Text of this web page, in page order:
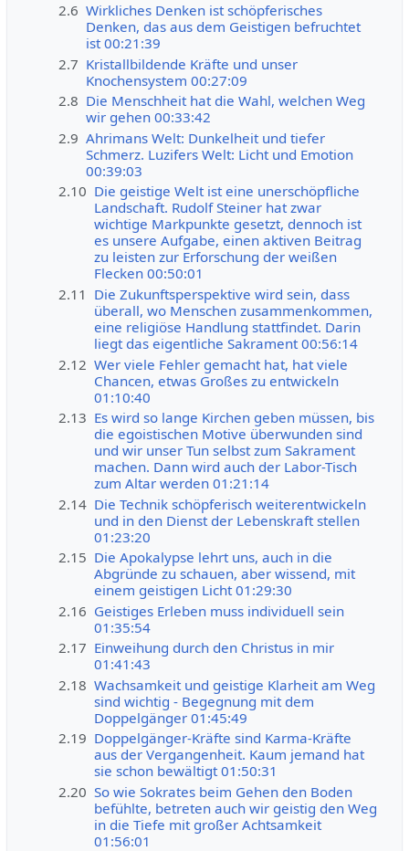
2.6 Wirkliches Denken ist schöpferisches
Denken, das aus dem Geistigen befruchtet
ist 00:21:39
2.7 Kristallbildende Kräfte und unser
Knochensystem 00:27:09
2.8 Die Menschheit hat die Wahl, welchen Weg
wir gehen 00:33:42
2.9 Ahrimans Welt: Dunkelheit und tiefer
Schmerz. Luzifers Welt: Licht und Emotion
00:39:03
2.10 Die geistige Welt ist eine unerschöpfliche
Landschaft. Rudolf Steiner hat zwar
wichtige Markpunkte gesetzt, dennoch ist
es unsere Aufgabe, einen aktiven Beitrag
zu leisten zur Erforschung der weißen
Flecken 00:50:01
2.11 Die Zukunftsperspektive wird sein, dass
überall, wo Menschen zusammenkommen,
eine religiöse Handlung stattfindet. Darin
liegt das eigentliche Sakrament 00:56:14
2.12 Wer viele Fehler gemacht hat, hat viele
Chancen, etwas Großes zu entwickeln
01:10:40
2.13 Es wird so lange Kirchen geben müssen, bis
die egoistischen Motive überwunden sind
und wir unser Tun selbst zum Sakrament
machen. Dann wird auch der Labor-Tisch
zum Altar werden 01:21:14
2.14 Die Technik schöpferisch weiterentwickeln
und in den Dienst der Lebenskraft stellen
01:23:20
2.15 Die Apokalypse lehrt uns, auch in die
Abgründe zu schauen, aber wissend, mit
einem geistigen Licht 01:29:30
2.16 Geistiges Erleben muss individuell sein
01:35:54
2.17 Einweihung durch den Christus in mir
01:41:43
2.18 Wachsamkeit und geistige Klarheit am Weg
sind wichtig - Begegnung mit dem
Doppelgänger 01:45:49
2.19 Doppelgänger-Kräfte sind Karma-Kräfte
aus der Vergangenheit. Kaum jemand hat
sie schon bewältigt 01:50:31
2.20 So wie Sokrates beim Gehen den Boden
befühlte, betreten auch wir geistig den Weg
in die Tiefe mit großer Achtsamkeit
01:56:01